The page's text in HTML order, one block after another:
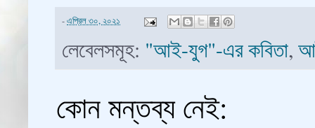
-এপ্রিল ৩০, ২০২১
লেবেলসমূহ: "আই-যুগ"-এর কবিতা,
কোন মন্তব্য নেই: